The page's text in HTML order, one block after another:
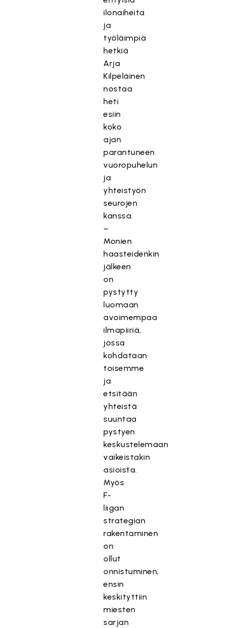
ilonaiheita
ja
työläimpiä
hetkiä
Arja
Kilpeläinen
nostaa
heti
esiin
koko
ajan
parantuneen
vuoropuhelun
ja
yhteistyön
seurojen
kanssa.
–
Monien
haasteidenkin
jälkeen
on
pystytty
luomaan
avoimempaa
ilmapiiriä,
jossa
kohdataan
toisemme
ja
etsitään
yhteistä
suuntaa
pystyen
keskustelemaan
vaikeistakin
asioista.
Myös
F-
liigan
strategian
rakentaminen
on
ollut
onnistuminen,
ensin
keskityttiin
miesten
sarjan